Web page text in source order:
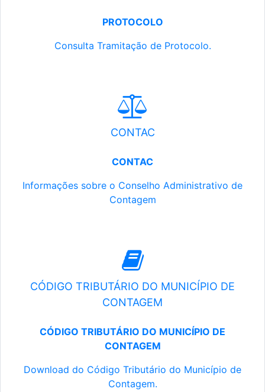
PROTOCOLO
Consulta Tramitação de Protocolo.
CONTAC
CONTAC
Informações sobre o Conselho Administrativo de
Contagem
CÓDIGO TRIBUTÁRIO DO MUNICÍPIO DE
CONTAGEM
CÓDIGO TRIBUTÁRIO DO MUNICÍPIO DE
CONTAGEM
Download do Código Tributário do Município de
Contagem.